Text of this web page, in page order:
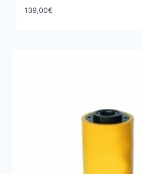
139,00€